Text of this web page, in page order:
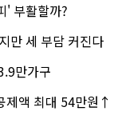
부활할까?
만 세 부담 커진다
만가구
제액 최대 54만원↑